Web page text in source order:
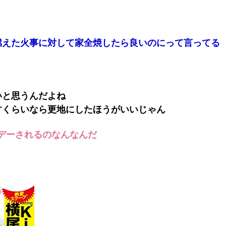
た火事に対して家全焼したら良いのにって言ってる
思うんだよね
らいなら更地にしたほうがいいじゃん
ーされるのなんなんだ